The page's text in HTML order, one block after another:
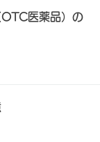
発売されるため、
といいます。
医薬品）の